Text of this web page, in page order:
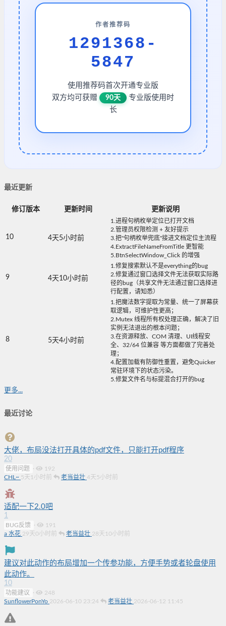
作者推荐码
1291368-
5847
使用推荐码首次开通专业版
双方均可获赠
90天
专业版使用时
长
最近更新
修订版本 更新时间 更新说明
10 4天5小时前
1.进程句柄枚举定位已打开文档
2.管理员权限检测 + 友好提示
3.把"句柄枚举兜底"接进文档定位主流程
4.ExtractFileNameFromTitle 更智能
5.BtnSelectWindow_Click 的增强
9 4天10小时前
1.修复搜索默认不是everything的bug
2.修复通过窗口选择文件无法获取实际路
径的bug（共享文件无法通过窗口选择进
行配置，请知悉）
8 5天4小时前
1.把魔法数字提取为常量、统一了屏幕获
取逻辑，可维护性更高；
2.Mutex 线程所有权处理正确，解决了旧
实例无法退出的根本问题；
3.在资源释放、COM 清理、UI线程安
全、32/64 位兼容 等方面都做了完善处
理；
4.配置加载有防御性重置，避免Quicker
常驻环境下的状态污染。
5.修复文件名与标提混合打开的bug
更多...
最近讨论
大佬，布局没法打开具体的pdf文件，只能打开pdf程序
20
使用问题 ·
192
CHL~ 5天1小时前 老当益壮 4天5小时前
适配一下2.0吧
1
BUG反馈 ·
191
a 水花 29天0小时前 老当益壮 28天10小时前
建议对此动作的布局增加一个传参功能，方便手势或者轮盘使用
此动作。
10
功能建议 ·
248
SunflowerPonYo 2026-06-10 23:24 老当益壮 2026-06-12 11:45